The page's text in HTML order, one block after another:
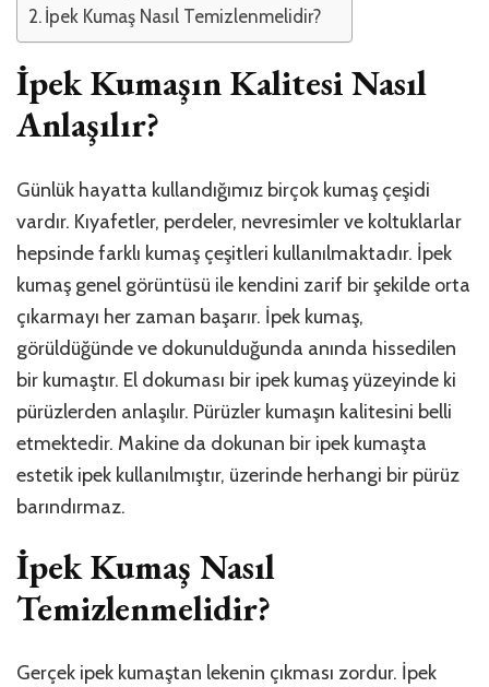
İpek Kumaş Nasıl Temizlenmelidir?
İpek Kumaşın Kalitesi Nasıl
Anlaşılır?
Günlük hayatta kullandığımız birçok kumaş çeşidi
vardır. Kıyafetler, perdeler, nevresimler ve koltuklarlar
hepsinde farklı kumaş çeşitleri kullanılmaktadır. İpek
kumaş genel görüntüsü ile kendini zarif bir şekilde orta
çıkarmayı her zaman başarır. İpek kumaş,
görüldüğünde ve dokunulduğunda anında hissedilen
bir kumaştır. El dokuması bir ipek kumaş yüzeyinde ki
pürüzlerden anlaşılır. Pürüzler kumaşın kalitesini belli
etmektedir. Makine da dokunan bir ipek kumaşta
estetik ipek kullanılmıştır, üzerinde herhangi bir pürüz
barındırmaz.
İpek Kumaş Nasıl
Temizlenmelidir?
Gerçek ipek kumaştan lekenin çıkması zordur. İpek